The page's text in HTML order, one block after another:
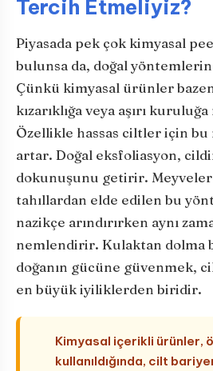
Tercih Etmeliyiz?
Piyasada pek çok kimyasal
bulunsa da, doğal
Çünkü kimyasal ürünler
kızarıklığa veya aşırı
Özellikle hassas ciltler için bu
artar. Doğal eksfoliasyon,
dokunuşunu getirir.
tahıllardan elde edilen bu
nazikçe arındırırken aynı
nemlendirir. Kulaktan dolma
doğanın gücüne güvenmek,
en büyük iyiliklerden biridir.
Kimyasal içerikli ürünler,
kullanıldığında, cilt